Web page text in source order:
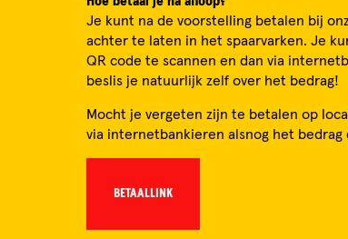
Je kunt na de voorstelling betalen bij
achter te laten in het spaarvarken. Je
QR code te scannen en dan via
beslis je natuurlijk zelf over het bedrag!
Mocht je vergeten zijn te betalen op
via internetbankieren alsnog het
BETAALLINK